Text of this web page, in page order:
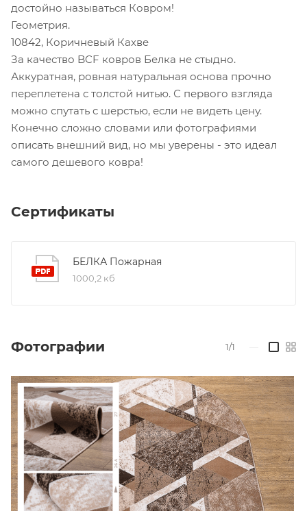
достойно называться Ковром!
Геометрия.
10842, Коричневый Кахве
За качество BCF ковров Белка не стыдно.
Аккуратная, ровная натуральная основа прочно
переплетена с толстой нитью. С первого взгляда
можно спутать с шерстью, если не видеть цену.
Конечно сложно словами или фотографиями
описать внешний вид, но мы уверены - это идеал
самого дешевого ковра!
Сертификаты
БЕЛКА Пожарная
1000,2 кб
Фотографии 1/1